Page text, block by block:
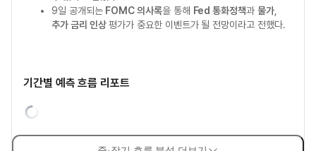
9일 공개되는 FOMC 의사록을 통해 Fed 통화정책과 물가,
추가 금리 인상평가가 중요한 이벤트가 될 전망이라고 전했다.
기간별 예측 흐름 리포트